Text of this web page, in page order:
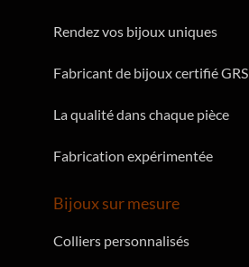
Bijoux sur mesure
Colliers personnalisés
Rendez vos bijoux uniques
Fabricant de bijoux certifié GRS
La qualité dans chaque pièce
Fabrication expérimentée